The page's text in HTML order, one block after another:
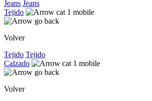
Jeans Jeans
Tejido
Volver
Tejido Tejido
Calzado
Volver